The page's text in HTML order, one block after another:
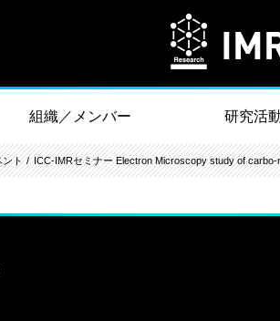
組織／メンバー 研究活
ント ICC-IMRセミナー Electron Microscopy study of carbo-